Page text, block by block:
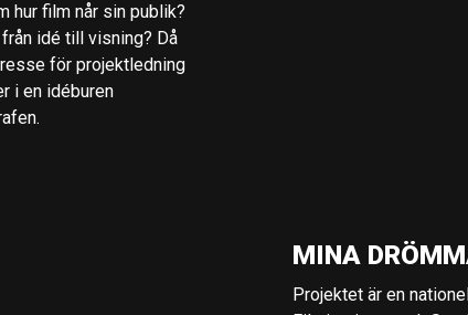
hur film når sin publik?
idé till visning? Då
för projektledning
i en idéburen
MINA
Projektet är en